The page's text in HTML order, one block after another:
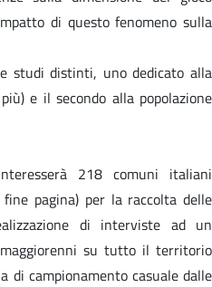
di questo fenomeno sulla
studi distinti, uno dedicato alla
e il secondo alla popolazione
218 comuni italiani
pagina) per la raccolta delle
di interviste ad un
su tutto il territorio
di campionamento casuale dalle